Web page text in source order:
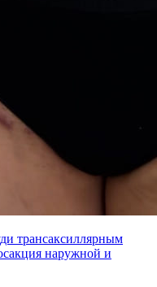
трансаксиллярным
наружной и